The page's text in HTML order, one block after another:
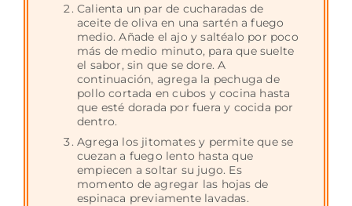
Calienta un par de cucharadas de
aceite de oliva en una sartén a fuego
medio. Añade el ajo y saltéalo por poco
más de medio minuto, para que suelte
el sabor, sin que se dore. A
continuación, agrega la pechuga de
pollo cortada en cubos y cocina hasta
que esté dorada por fuera y cocida por
dentro.
Agrega los jitomates y permite que se
cuezan a fuego lento hasta que
empiecen a soltar su jugo. Es
momento de agregar las hojas de
espinaca previamente lavadas.